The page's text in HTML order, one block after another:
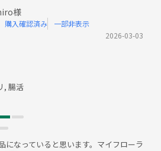
様
購入確認済み
一部非表示
2026-03-03
, 腸活
なっていると思います。マイフローラ